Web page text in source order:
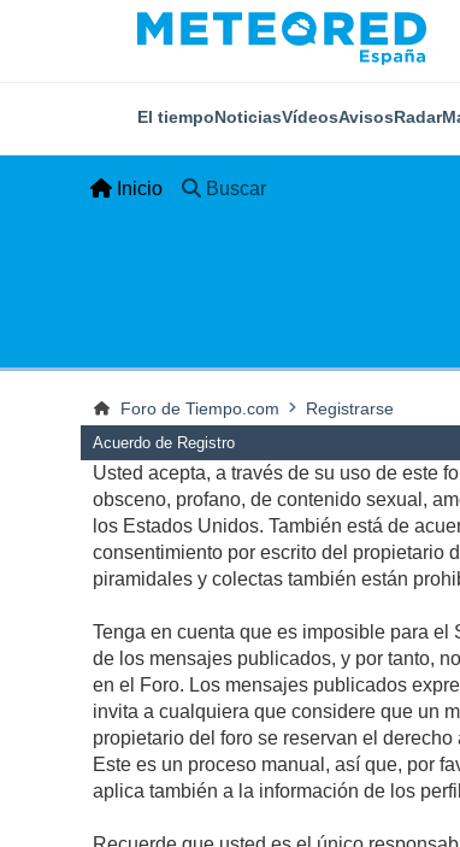
El tiempoNoticiasVídeosAvisosRadar
Inicio Buscar
Foro de Tiempo.com Registrarse
Acuerdo de Registro
Usted acepta, a través de su uso de este
obsceno, profano, de contenido sexual,
los Estados Unidos. También está de
consentimiento por escrito del propietario
piramidales y colectas también están
Tenga en cuenta que es imposible para
de los mensajes publicados, y por tanto,
en el Foro. Los mensajes publicados
invita a cualquiera que considere que un
propietario del foro se reservan el
Este es un proceso manual, así que, por
aplica también a la información de los